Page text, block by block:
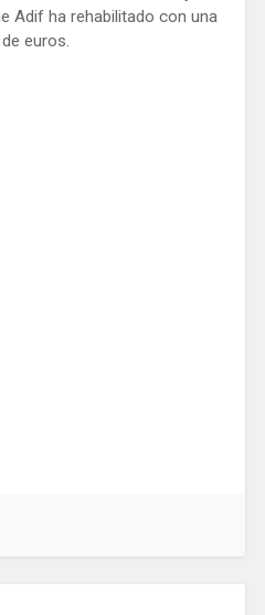
Adif ha rehabilitado con una
euros.